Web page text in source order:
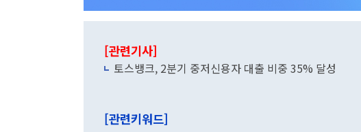
[관련기사]
토스뱅크, 2분기 중저신용자 대출 비중 35% 달성
[관련키워드]